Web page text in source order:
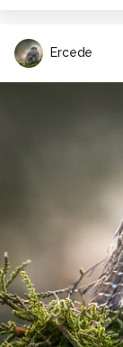
Ercede